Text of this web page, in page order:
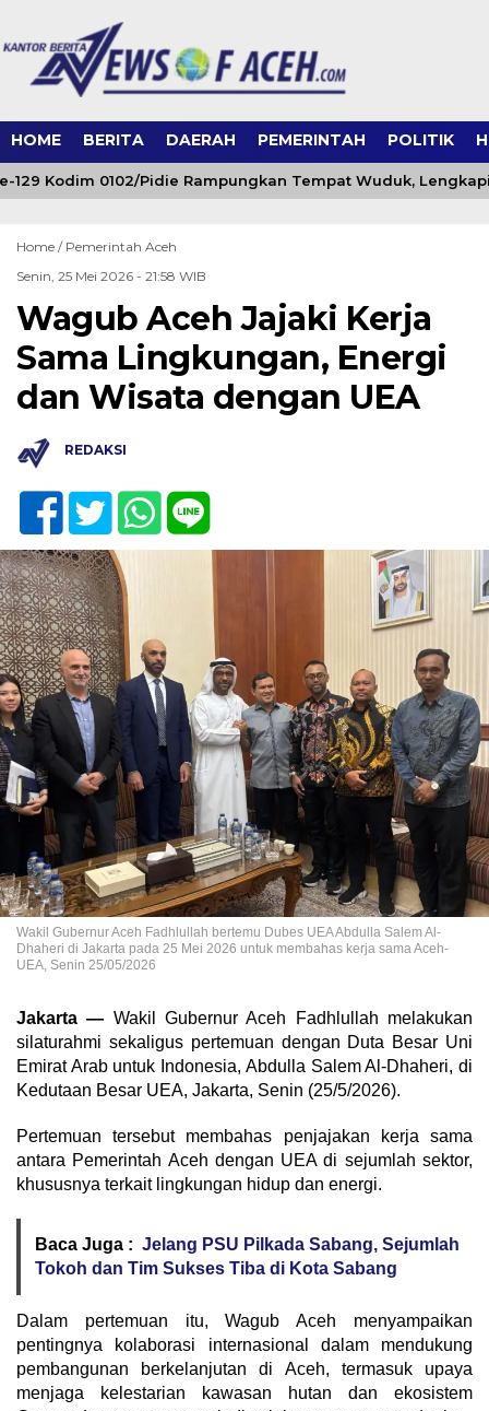
HOME BERITA DAERAH PEMERINTAH POLITIK
129 Kodim 0102/Pidie Rampungkan Tempat Wuduk,
Home / Pemerintah Aceh
Senin, 25 Mei 2026 - 21:58 WIB
Wagub Aceh Jajaki Kerja
Sama Lingkungan, Energi
dan Wisata dengan UEA
REDAKSI
Wakil Gubernur Aceh Fadhlullah bertemu Dubes UEA Abdulla Salem Al-
Dhaheri di Jakarta pada 25 Mei 2026 untuk membahas kerja sama Aceh-
UEA, Senin 25/05/2026
Jakarta — Wakil Gubernur Aceh Fadhlullah melakukan
silaturahmi sekaligus pertemuan dengan Duta Besar Uni
Emirat Arab untuk Indonesia, Abdulla Salem Al-Dhaheri, di
Kedutaan Besar UEA, Jakarta, Senin (25/5/2026).
‎Pertemuan tersebut membahas penjajakan kerja sama
antara Pemerintah Aceh dengan UEA di sejumlah sektor,
khususnya terkait lingkungan hidup dan energi.
Baca Juga : Jelang PSU Pilkada Sabang, Sejumlah
Tokoh dan Tim Sukses Tiba di Kota Sabang
‎Dalam pertemuan itu, Wagub Aceh menyampaikan
pentingnya kolaborasi internasional dalam mendukung
pembangunan berkelanjutan di Aceh, termasuk upaya
menjaga kelestarian kawasan hutan dan ekosistem